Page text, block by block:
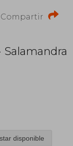
Compartir
· Salamandra
disponible